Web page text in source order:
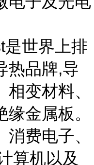
世界上排
热品牌,导
变材料、
金属板。
费电子、
算机以及